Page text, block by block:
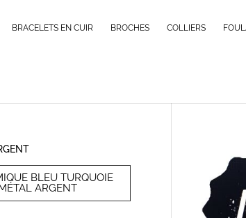
BRACELETS EN CUIR BROCHES COLLIERS
BLEU TURQUOIE
ARGENT